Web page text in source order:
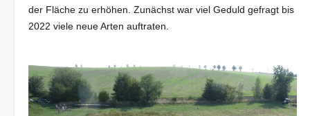
der Fläche zu erhöhen. Zunächst war viel Geduld gefragt bis
2022 viele neue Arten auftraten.